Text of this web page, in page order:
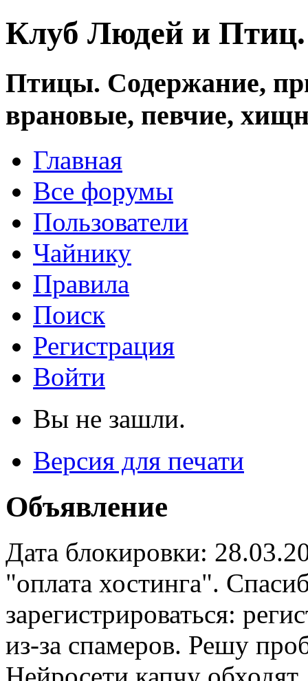
Клуб Людей и
Птицы. Содержание,
врановые, певчие,
Главная
Все форумы
Пользователи
Чайнику
Правила
Поиск
Регистрация
Войти
Вы не зашли.
Версия для печати
Объявление
Дата блокировки:
"оплата хостинга".
зарегистрироваться:
из-за спамеров. Решу